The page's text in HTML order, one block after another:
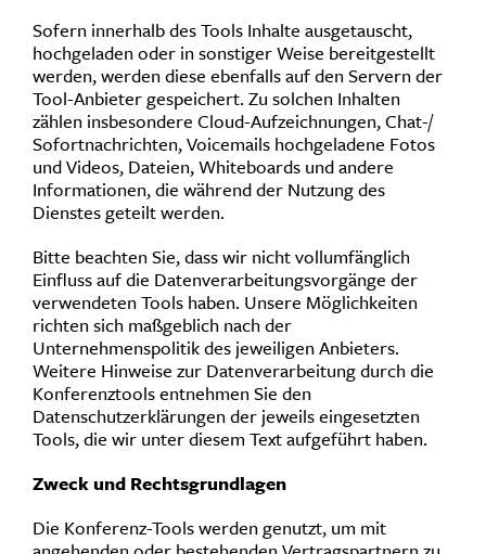
Sofern innerhalb des Tools Inhalte ausgetauscht,
hochgeladen oder in sonstiger Weise bereitgestellt
werden, werden diese ebenfalls auf den Servern der
Tool-Anbieter gespeichert. Zu solchen Inhalten
zählen insbesondere Cloud-Aufzeichnungen, Chat-/
Sofortnachrichten, Voicemails hochgeladene Fotos
und Videos, Dateien, Whiteboards und andere
Informationen, die während der Nutzung des
Dienstes geteilt werden.
Bitte beachten Sie, dass wir nicht vollumfänglich
Einfluss auf die Datenverarbeitungsvorgänge der
verwendeten Tools haben. Unsere Möglichkeiten
richten sich maßgeblich nach der
Unternehmenspolitik des jeweiligen Anbieters.
Weitere Hinweise zur Datenverarbeitung durch die
Konferenztools entnehmen Sie den
Datenschutzerklärungen der jeweils eingesetzten
Tools, die wir unter diesem Text aufgeführt haben.
Zweck und Rechtsgrundlagen
Die Konferenz-Tools werden genutzt, um mit